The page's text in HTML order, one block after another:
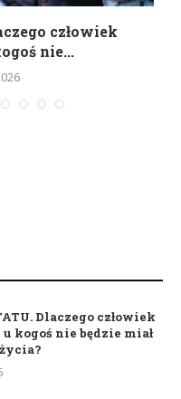
człowiek
nie...
Dlaczego człowiek
kogoś nie będzie miał